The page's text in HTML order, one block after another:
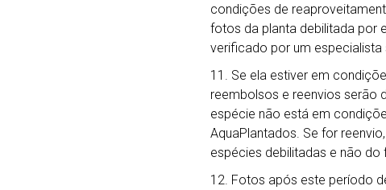
condições de
fotos da planta debilitada por
verificado por um especialista
11. Se ela estiver em
reembolsos e reenvios serão
espécie não está em
AquaPlantados. Se for
espécies debilitadas e não do
12. Fotos após este período